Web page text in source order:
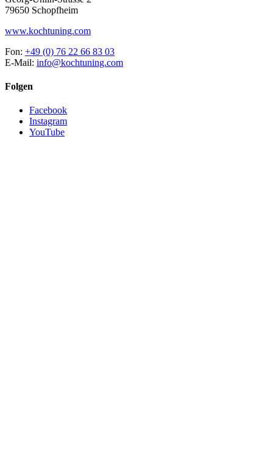
79650 Schopfheim
www.kochtuning.com
Fon: +49 (0) 76 22 66 83 03
E-Mail: info@kochtuning.com
Folgen
Facebook
Instagram
YouTube